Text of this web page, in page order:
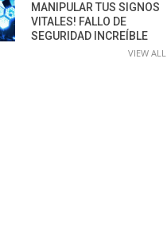
MANIPULAR TUS SIGNOS
VITALES! FALLO DE
SEGURIDAD INCREÍBLE
VIEW ALL